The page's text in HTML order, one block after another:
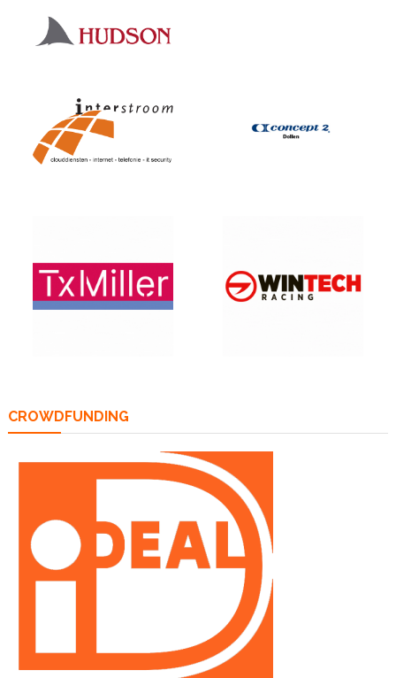
CROWDFUNDING